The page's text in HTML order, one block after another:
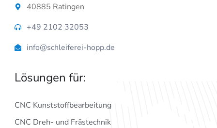
40885 Ratingen
+49 2102 32053
info@schleiferei-hopp.de
Lösungen für:
CNC Kunststoffbearbeitung
CNC Dreh- und Frästechnik